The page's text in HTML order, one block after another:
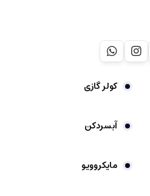
کولر گازی
آبسردکن
مایکروویو